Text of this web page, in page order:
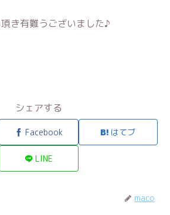
き有難うございました♪
シェアする
Facebook はてブ
LINE
maco